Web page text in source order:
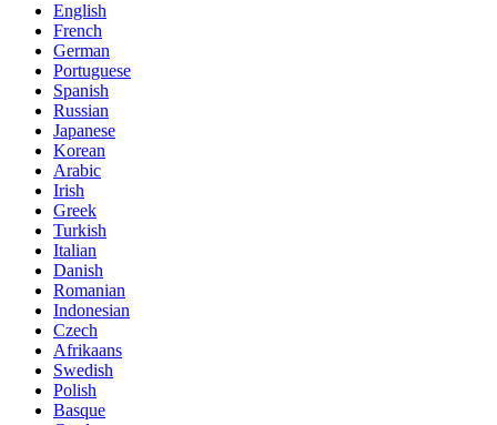
English
French
German
Portuguese
Spanish
Russian
Japanese
Korean
Arabic
Irish
Greek
Turkish
Italian
Danish
Romanian
Indonesian
Czech
Afrikaans
Swedish
Polish
Basque